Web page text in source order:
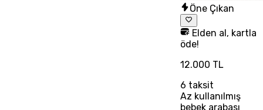
Öne Çıkan
Elden al, kartla
öde!
12.000 TL
6 taksit
Az kullanılmış
bebek arabası